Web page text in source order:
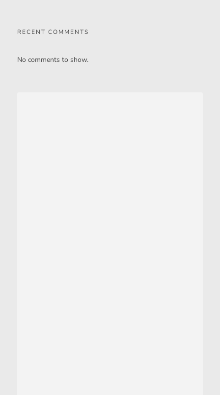
RECENT COMMENTS
No comments to show.